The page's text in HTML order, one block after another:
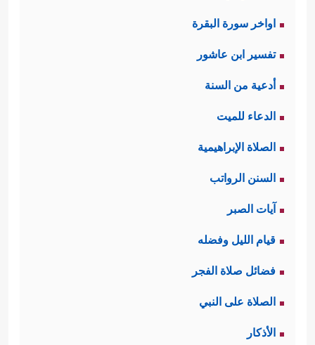
اواخر سورة البقرة
تفسير ابن عاشور
أدعية من السنة
الدعاء للميت
الصلاة الإبراهيمية
السنن الرواتب
آيات الصبر
قيام الليل وفضله
فضائل صلاة الفجر
الصلاة على النبي
الأذكار